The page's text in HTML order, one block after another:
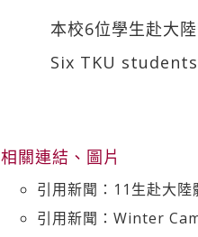
本校6位學生赴大
Six TKU
相關連結、圖片
引用新聞：11生赴大
引用新聞：Winter